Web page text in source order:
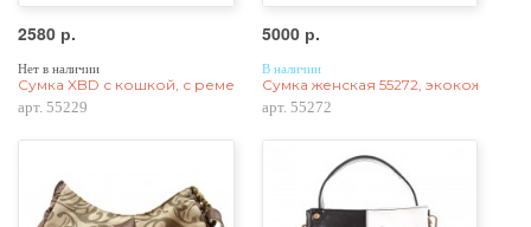
2580 р.
Нет в наличии
Сумка XBD с кошкой, с ремешком через плечо, коричневая, 55229
арт. 55229
5000 р.
В наличии
Сумка женская 55272, экокожа,
арт. 55272